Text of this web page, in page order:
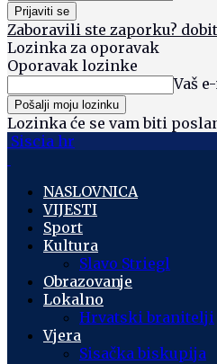
Zaboravili ste zaporku?
Lozinka za oporavak
Oporavak lozinke
Vaš
Lozinka će se vam biti
Siscia hr
NASLOVNICA
VIJESTI
Sport
Kultura
Slavo Striegl
Obrazovanje
Lokalno
Hrvatski branitelji
Vjera
Sisačka biskupija